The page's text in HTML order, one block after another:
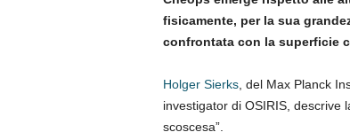
fisicamente, per la sua
confrontata con la superficie
Holger Sierks, del Max Planck
investigator di OSIRIS, descrive
scoscesa”.